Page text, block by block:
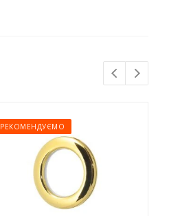
РЕКОМЕНДУЄМО